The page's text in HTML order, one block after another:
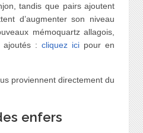
tandis que pairs ajoutent
d’augmenter son niveau
mémoquartz allagois,
ajoutés :cliquez ici pour en
proviennent directement du
enfers